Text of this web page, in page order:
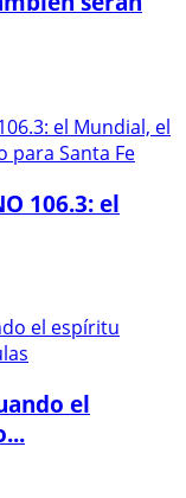
106.3: el
el